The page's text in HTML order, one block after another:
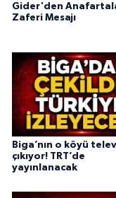
Gider'den
Zaferi Mesajı
Biga’nın o köyü
çıkıyor! TRT’de
yayınlanacak